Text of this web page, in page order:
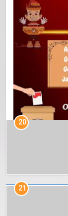
Arsip
20
21